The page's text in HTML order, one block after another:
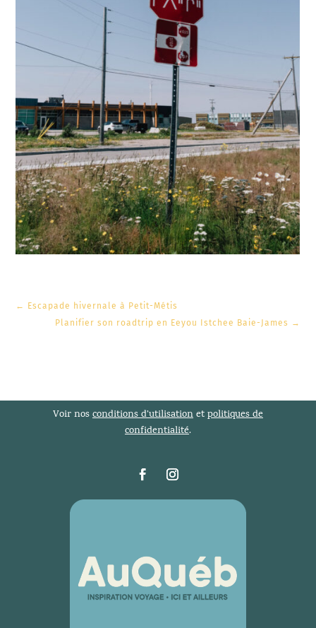
← Escapade hivernale à Petit-Métis
Planifier son roadtrip en Eeyou Istchee Baie-James →
Voir nosconditions d’utilisationetpolitiques de
confidentialité.